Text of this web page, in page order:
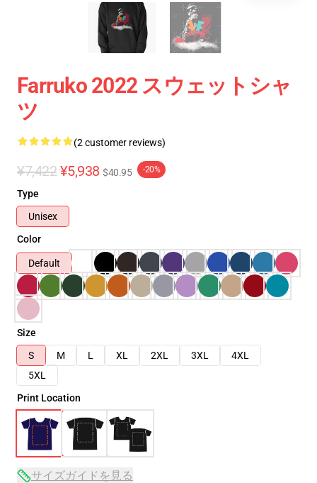
Farruko 2022 スウェットシャ
ツ
(2 customer reviews)
¥7,422 ¥5,938 $40.95 -20%
Type
Unisex
Color
Default
Size
S
M L XL 2XL 3XL
4XL
5XL
Print Location
サイズガイドを見る